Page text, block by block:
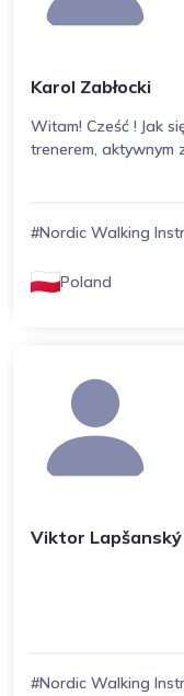
Karol Zabłocki
Witam! Cześć ! Jak
trenerem, aktywnym
#Nordic Walking
Poland
Viktor Lapšanský
#Nordic Walking